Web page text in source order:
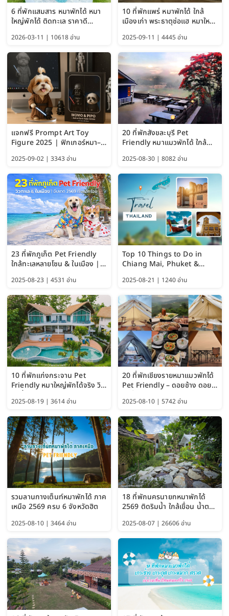
6 ที่พักแสมสาร หมาพักได้ หมา
ใหญ่พักได้ ติดทะเล ราคาดี
2026-03-11 | 10618 อ่าน
10 ที่พักแพร่ หมาพักได้ ใกล้
เมืองเก่า พระธาตุช่อแฮ หมาใหญ่
2025-09-11 | 4445 อ่าน
แจกฟรี Prompt Art Toy
Figure 2025 | ฟิกเกอร์หมา–
ChatGPT และ Gemini
2025-09-02 | 3343 อ่าน
20 ที่พักสังขละบุรี Pet
Friendly หมาแมวพักได้ ใกล้
2025-08-30 | 8082 อ่าน
23 ที่พักภูเก็ต Pet Friendly
ใกล้ทะเลหลายโซน & ในเมือง |
2025-08-23 | 4531 อ่าน
Top 10 Things to Do in
Chiang Mai, Phuket &
Guide 2025)
2025-08-21 | 1240 อ่าน
10 ที่พักแก่งกระจาน Pet
Friendly หมาใหญ่พักได้จริง วิว
แม่น้ำเพชรบุรี 2569 จัดไปเน้นๆ
2025-08-19 | 3614 อ่าน
20 ที่พักเชียงรายหมาแมวพักได้
Pet Friendly – ดอยช้าง ดอย
ผาตั้ง แม่สลอง อัปเดต 2569
2025-08-10 | 5742 อ่าน
รวมลานกางเต็นท์หมาพักได้ ภาค
เหนือ 2569 ครบ 6 จังหวัดฮิต
2025-08-10 | 3464 อ่าน
18 ที่พักนครนายกหมาพักได้
2569 ติดริมน้ำ ใกล้เขื่อน น้ำตก
ได้
2025-08-07 | 26606 อ่าน